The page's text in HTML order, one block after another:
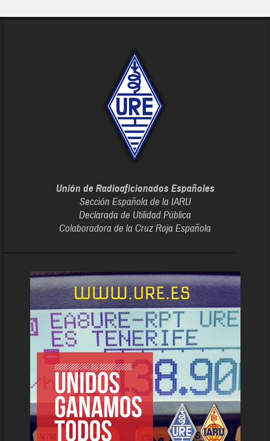
Unión de Radioaficionados Españoles
Sección Española de la IARU
Declarada de Utilidad Pública
Colaboradora de la Cruz Roja Española